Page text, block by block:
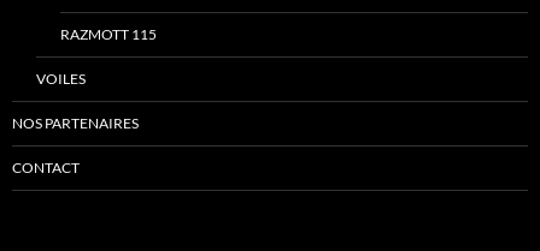
RAZMOTT 115
VOILES
NOS PARTENAIRES
CONTACT